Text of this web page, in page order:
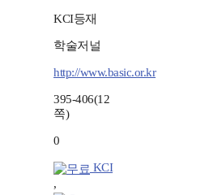
KCI등재
학술저널
http://www.basic.or.kr
395-406(12
쪽)
0
KCI
,